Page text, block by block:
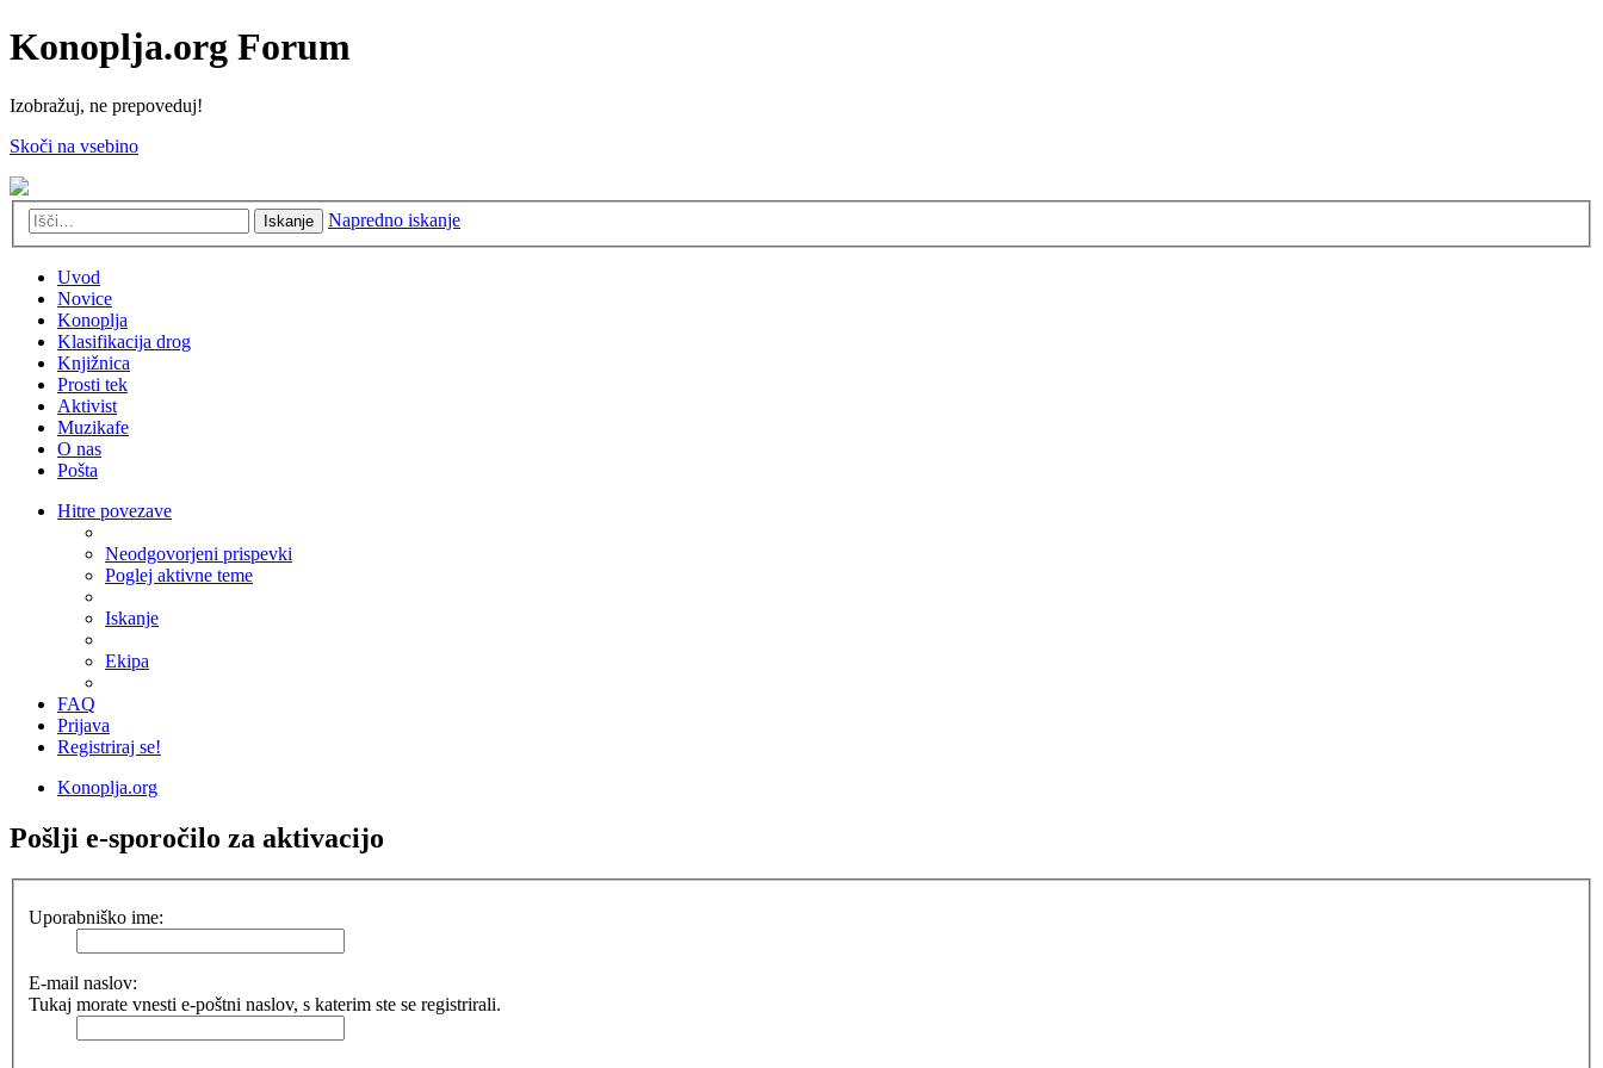
Konoplja.org Forum
Izobražuj, ne prepoveduj!
Skoči na vsebino
Iskanje Napredno iskanje
Uvod
Novice
Konoplja
Klasifikacija drog
Knjižnica
Prosti tek
Aktivist
Muzikafe
O nas
Pošta
Hitre povezave
Neodgovorjeni prispevki
Poglej aktivne teme
Iskanje
Ekipa
FAQ
Prijava
Registriraj se!
Konoplja.org
Pošlji e-sporočilo za aktivacijo
Uporabniško ime:
E-mail naslov:
Tukaj morate vnesti e-poštni naslov, s katerim ste se registrirali.